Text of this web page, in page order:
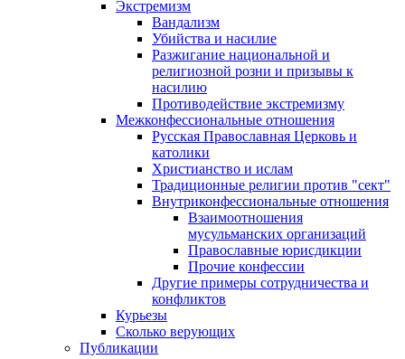
Экстремизм
Вандализм
Убийства и насилие
Разжигание национальной и
религиозной розни и призывы к
насилию
Противодействие экстремизму
Межконфессиональные отношения
Русская Православная Церковь и
католики
Христианство и ислам
Традиционные религии против "сект"
Внутриконфессиональные отношения
Взаимоотношения
мусульманских организаций
Православные юрисдикции
Прочие конфессии
Другие примеры сотрудничества и
конфликтов
Курьезы
Сколько верующих
Публикации